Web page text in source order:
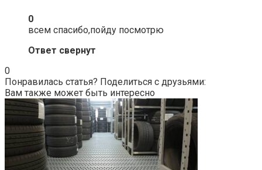
0
всем спасибо,пойду посмотрю
Ответ свернут
0
Понравилась статья? Поделиться с друзьями:
Вам также может быть интересно